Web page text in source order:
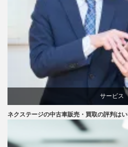
サービス
口コミ
評判
ネクステージの中古車販売・買取の評判は